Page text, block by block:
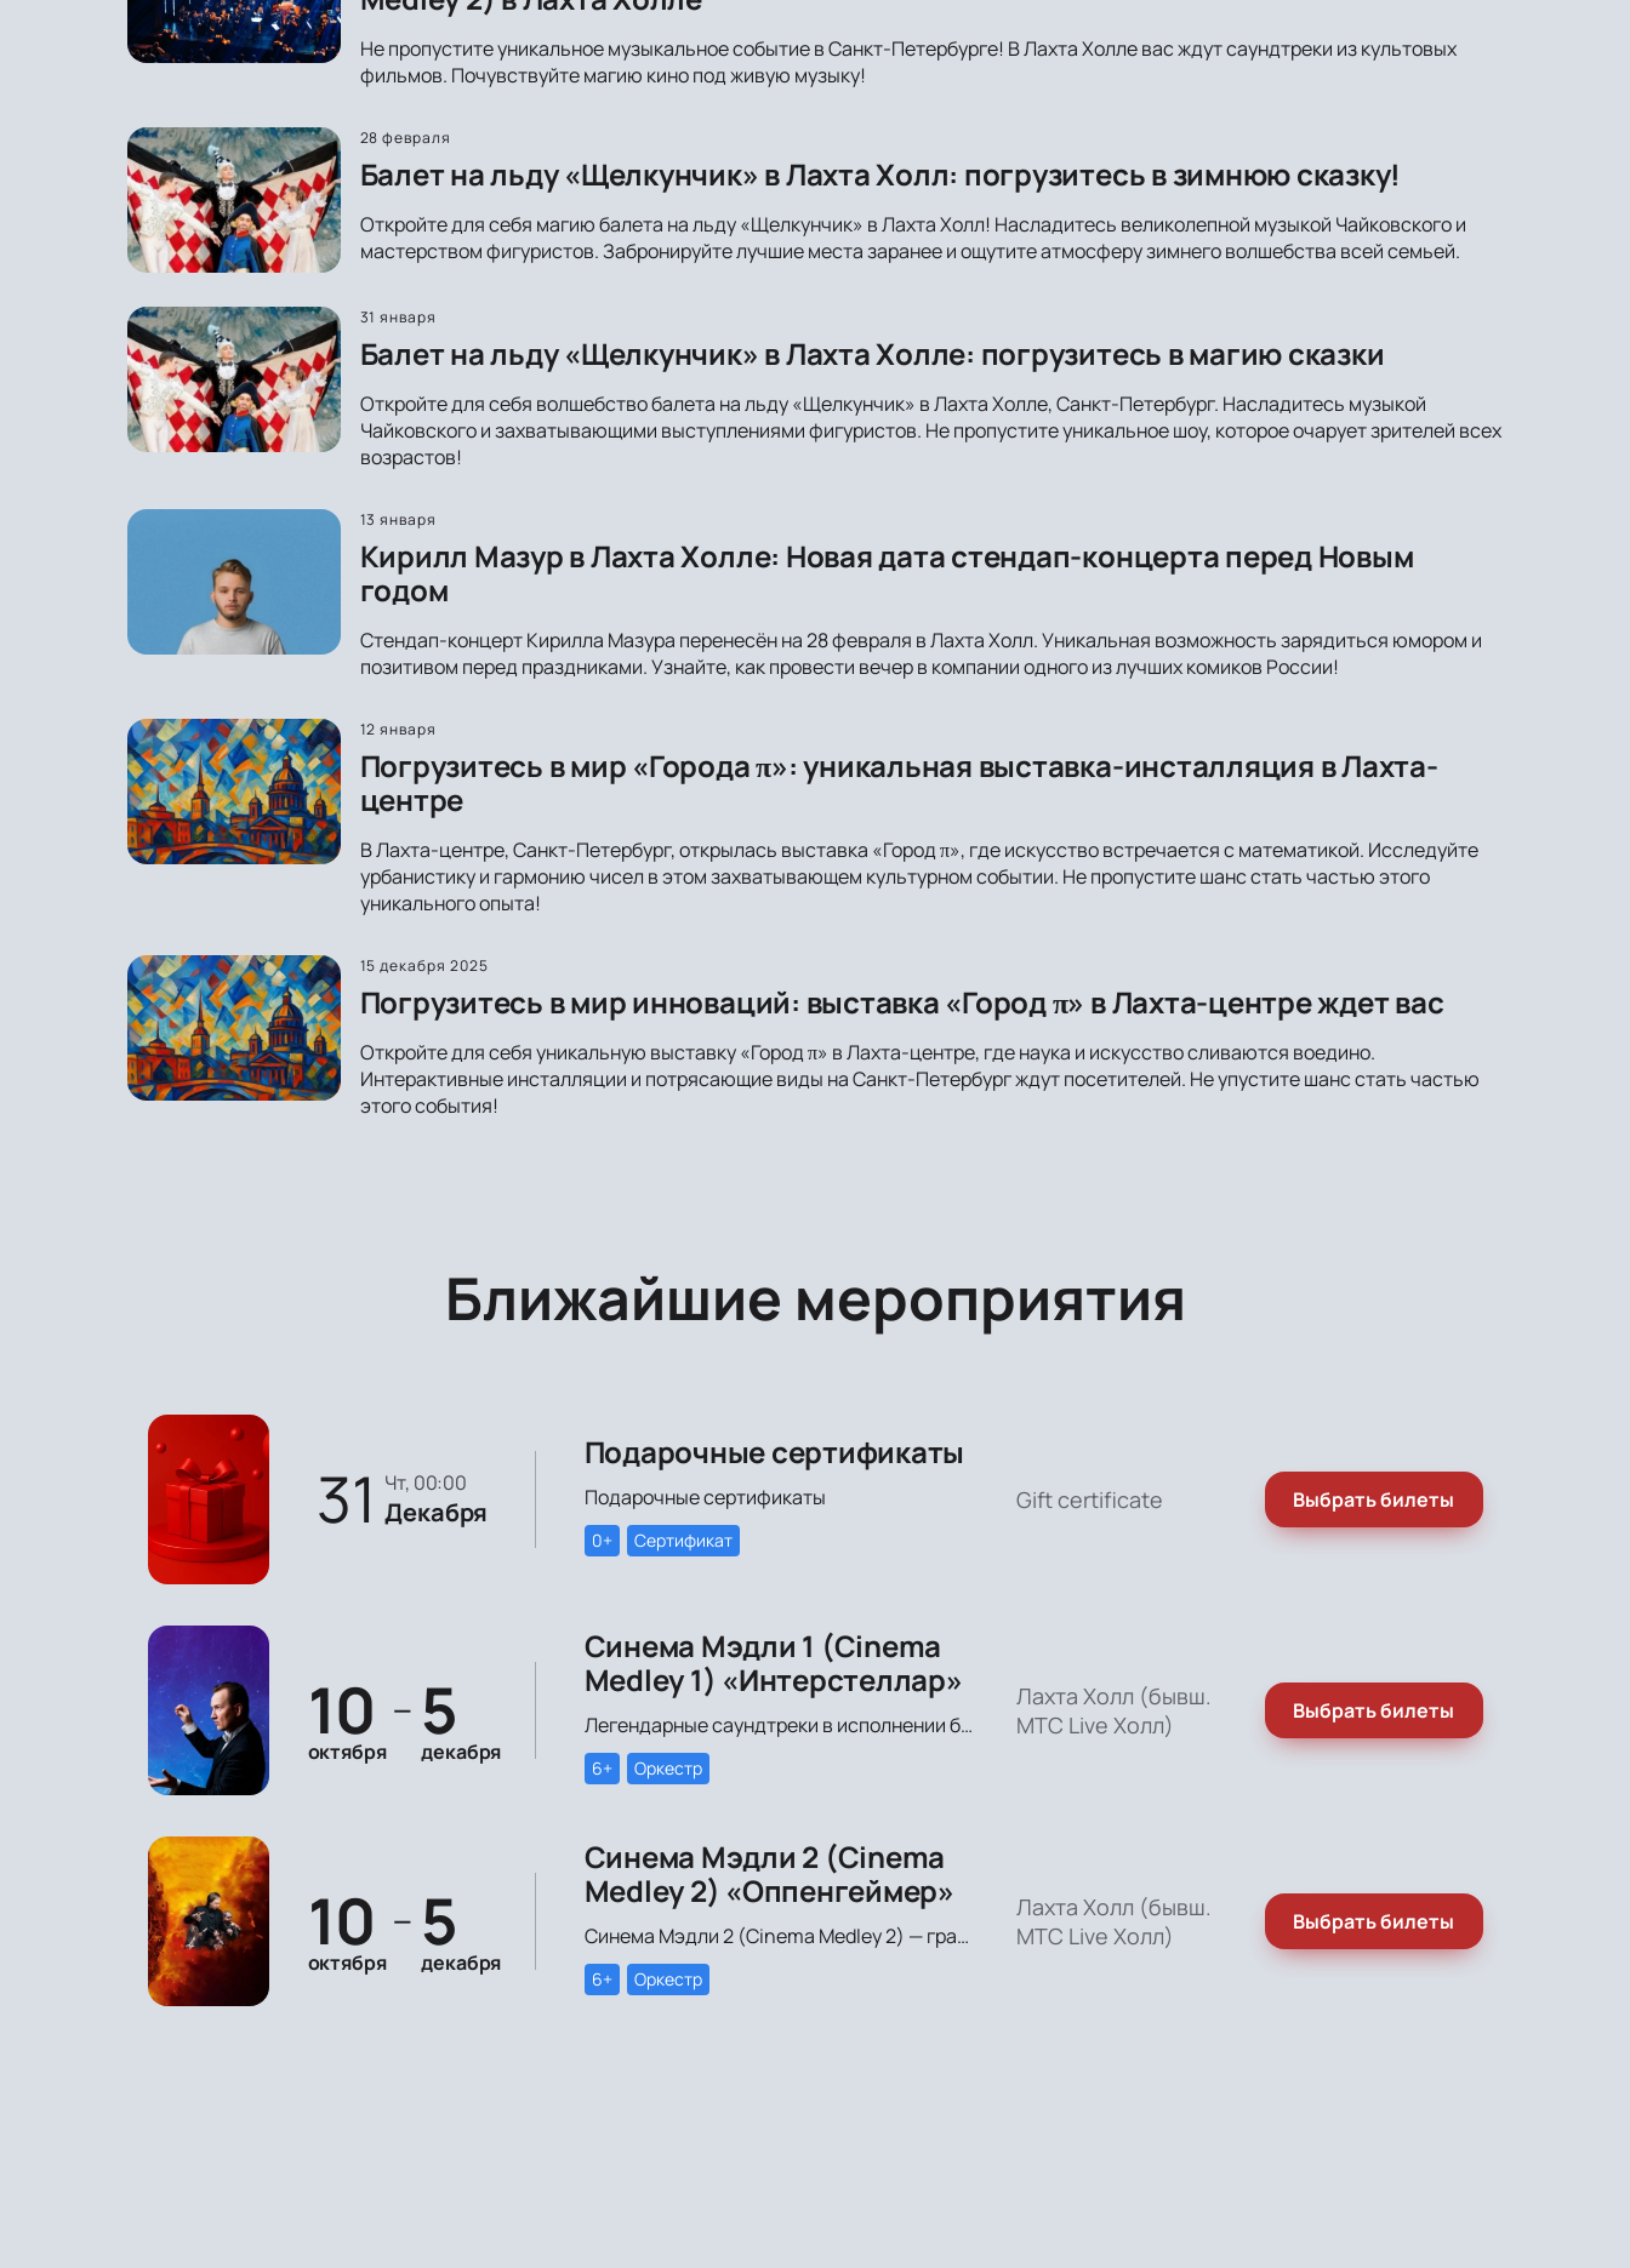
Не пропустите уникальное музыкальное событие в Санкт-Петербурге! В Лахта Холле вас ждут саундтреки из культовых
фильмов. Почувствуйте магию кино под живую музыку!
28 февраля
Балет на льду «Щелкунчик» в Лахта Холл: погрузитесь в зимнюю сказку!
Откройте для себя магию балета на льду «Щелкунчик» в Лахта Холл! Насладитесь великолепной музыкой Чайковского и
мастерством фигуристов. Забронируйте лучшие места заранее и ощутите атмосферу зимнего волшебства всей семьей.
31 января
Балет на льду «Щелкунчик» в Лахта Холле: погрузитесь в магию сказки
Откройте для себя волшебство балета на льду «Щелкунчик» в Лахта Холле, Санкт-Петербург. Насладитесь музыкой
Чайковского и захватывающими выступлениями фигуристов. Не пропустите уникальное шоу, которое очарует зрителей всех
возрастов!
13 января
Кирилл Мазур в Лахта Холле: Новая дата стендап-концерта перед Новым
годом
Стендап-концерт Кирилла Мазура перенесён на 28 февраля в Лахта Холл. Уникальная возможность зарядиться юмором и
позитивом перед праздниками. Узнайте, как провести вечер в компании одного из лучших комиков России!
12 января
Погрузитесь в мир «Города π»: уникальная выставка-инсталляция в Лахта-
центре
В Лахта-центре, Санкт-Петербург, открылась выставка «Город π», где искусство встречается с математикой. Исследуйте
урбанистику и гармонию чисел в этом захватывающем культурном событии. Не пропустите шанс стать частью этого
уникального опыта!
15 декабря 2025
Погрузитесь в мир инноваций: выставка «Город π» в Лахта-центре ждет вас
Откройте для себя уникальную выставку «Город π» в Лахта-центре, где наука и искусство сливаются воедино.
Интерактивные инсталляции и потрясающие виды на Санкт-Петербург ждут посетителей. Не упустите шанс стать частью
этого события!
Ближайшие мероприятия
31 чт, 00:00
Декабря
Подарочные сертификаты
Подарочные сертификаты
0+ Сертификат
Gift certificate Выбрать билеты
10
октября
— 5
декабря
Синема Мэдли 1 (Cinema
Medley 1) «Интерстеллар»
Легендарные саундтреки в исполнении большого симфонического оркестра Империал Оркестра (Imperial Orchestra), органа и звёздных солистов!
6+ Оркестр
Лахта Холл (бывш.
МТС Live Холл)
Выбрать билеты
10
октября
— 5
декабря
Синема Мэдли 2 (Cinema
Medley 2) «Оппенгеймер»
Синема Мэдли 2 (Cinema Medley 2) — грандиозное симфоническое шоу саундтреков в исполнении большого симфонического оркестра, органа и хора!
6+ Оркестр
Лахта Холл (бывш.
МТС Live Холл)
Выбрать билеты